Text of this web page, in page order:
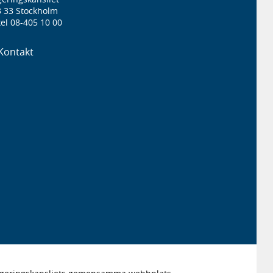
33 Stockholm
08-405 10 00